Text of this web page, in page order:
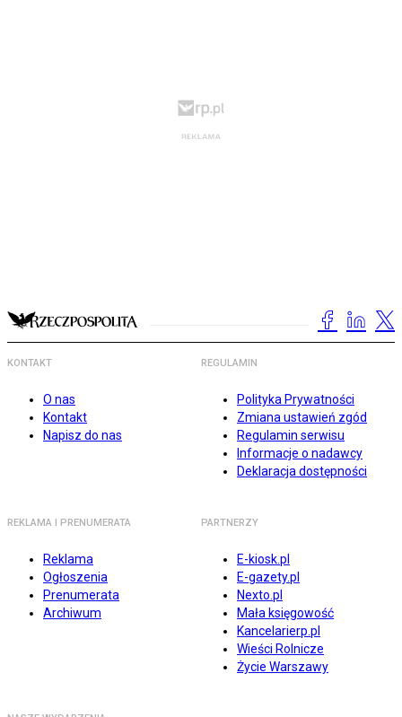
KONTAKT
O nas
Kontakt
Napisz do nas
REGULAMIN
Polityka Prywatności
Zmiana ustawień zgód
Regulamin serwisu
Informacje o nadawcy
Deklaracja dostępności
REKLAMA I PRENUMERATA
Reklama
Ogłoszenia
Prenumerata
Archiwum
PARTNERZY
E-kiosk.pl
E-gazety.pl
Nexto.pl
Mała księgowość
Kancelarierp.pl
Wieści Rolnicze
Życie Warszawy